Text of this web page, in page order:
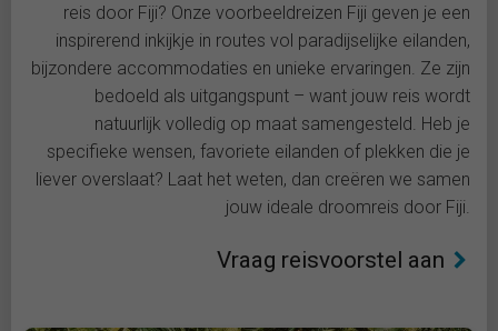
reis door Fiji? Onze voorbeeldreizen Fiji geven je een
inspirerend inkijkje in routes vol paradijselijke eilanden,
bijzondere accommodaties en unieke ervaringen. Ze zijn
bedoeld als uitgangspunt – want jouw reis wordt
natuurlijk volledig op maat samengesteld. Heb je
specifieke wensen, favoriete eilanden of plekken die je
liever overslaat? Laat het weten, dan creëren we samen
jouw ideale droomreis door Fiji.
Vraag reisvoorstel aan